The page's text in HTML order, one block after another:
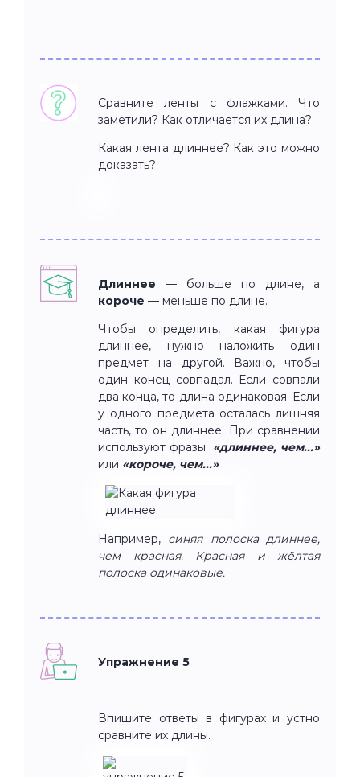
Сравните ленты с флажками. Что
заметили? Как отличается их длина?
Какая лента длиннее? Как это можно
доказать?
Длиннее — больше по длине, а
короче — меньше по длине.
Чтобы определить, какая фигура
длиннее, нужно наложить один
предмет на другой. Важно, чтобы
один конец совпадал. Если совпали
два конца, то длина одинаковая. Если
у одного предмета осталась лишняя
часть, то он длиннее. При сравнении
используют фразы: «длиннее, чем...»
или «короче, чем...»
Например, синяя полоска длиннее,
чем красная. Красная и жёлтая
полоска одинаковые.
Упражнение 5
Впишите ответы в фигурах и устно
сравните их длины.